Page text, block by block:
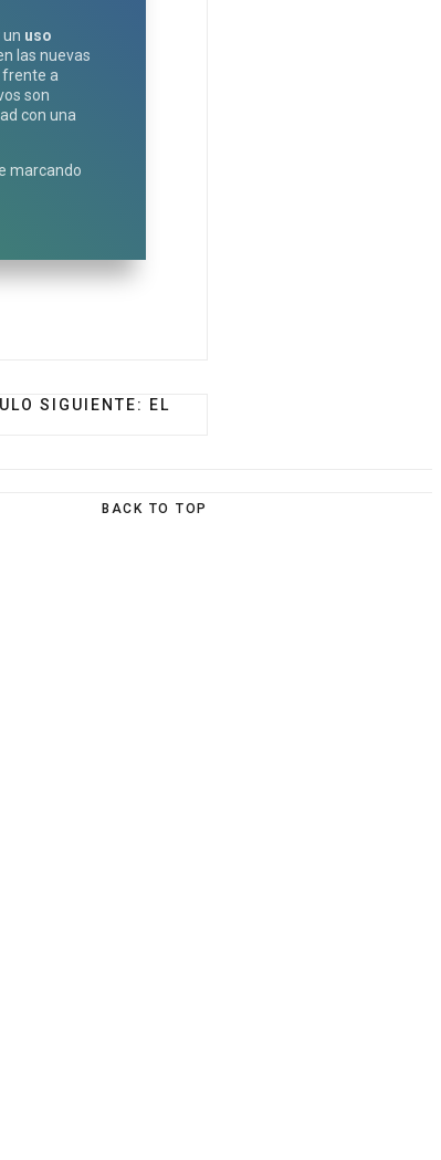
uso
las nuevas
frente a
son
con una
marcando
SIGUIENTE: EL
BACK TO TOP